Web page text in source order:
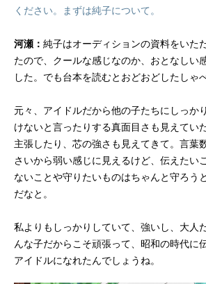
ください。まずは純子について。
河瀬： 純子はオーディションの資料をいた
たので、クールな感じなのか、おとなしい
した。でも台本を読むとおどおどしたしゃ
元々、アイドルだから他の子たちにしっか
けないと言ったりする真面目さも見えてい
主張したり、芯の強さも見えてきて。言葉
さいから弱い感じに見えるけど、伝えたい
ないことや守りたいものはちゃんと守ろう
だなと。
私よりもしっかりしていて、強いし、大人
んな子だからこそ頑張って、昭和の時代に
アイドルになれたんでしょうね。